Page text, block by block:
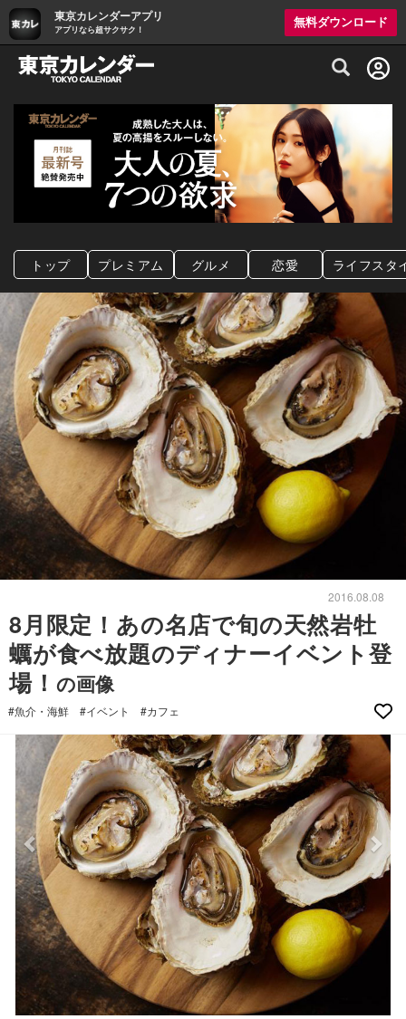
東京カレンダーアプリ
アプリなら超サクサク！
無料ダウンロード
グルメ情報・プレミアムレストラン予約
トップ プレミアム グルメ 恋愛 ライフスタ
2016.08.08
8月限定！あの名店で旬の天然岩牡
蠣が食べ放題のディナーイベント登
場！ の画像
#魚介・海鮮 #イベント #カフェ